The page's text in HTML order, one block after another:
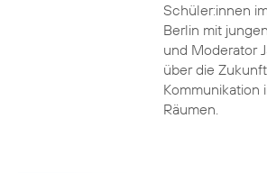
Schüler:innen
Berlin mit
und Moderator
über die
Kommunikation
Räumen.